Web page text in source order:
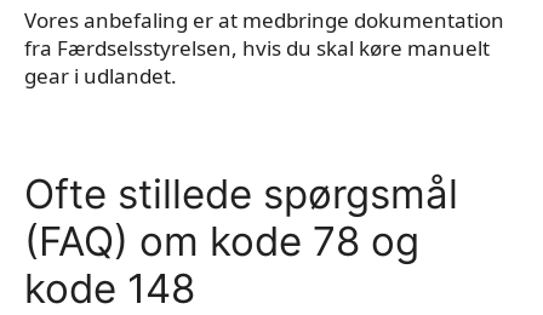
Vores anbefaling er at medbringe dokumentation
fra Færdselsstyrelsen, hvis du skal køre manuelt
gear i udlandet.
Ofte stillede spørgsmål
(FAQ) om kode 78 og
kode 148